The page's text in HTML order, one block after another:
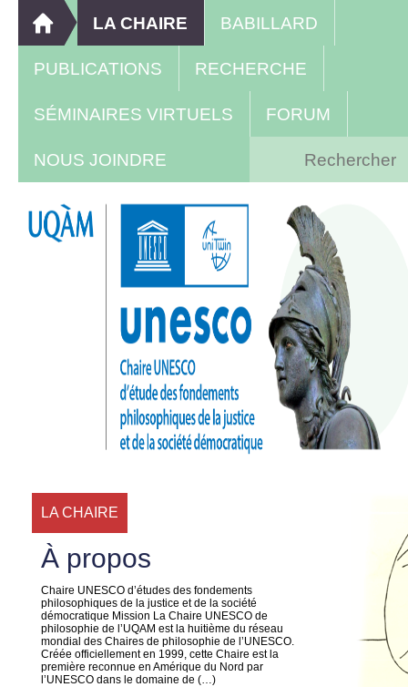
LA CHAIRE BABILLARD
PUBLICATIONS RECHERCHE
SÉMINAIRES VIRTUELS FORUM
NOUS JOINDRE
LA CHAIRE
À propos
Chaire UNESCO d’études des fondements
philosophiques de la justice et de la société
démocratique Mission La Chaire UNESCO de
philosophie de l’UQAM est la huitième du réseau
mondial des Chaires de philosophie de l’UNESCO.
Créée officiellement en 1999, cette Chaire est la
première reconnue en Amérique du Nord par
l’UNESCO dans le domaine de (…)